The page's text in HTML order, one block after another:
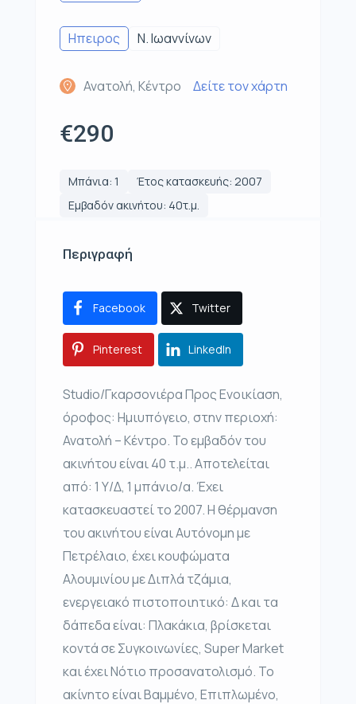
Ηπειρος Ν. Ιωαννίνων
Ανατολή, Κέντρο Δείτε τον χάρτη
€290
Μπάνια: 1
Έτος κατασκευής: 2007
Εμβαδόν ακινήτου: 40τ.μ.
Περιγραφή
Facebook Twitter
Pinterest LinkedIn
Studio/Γκαρσονιέρα Προς Ενοικίαση,
όροφος: Ημιυπόγειο, στην περιοχή:
Ανατολή – Κέντρο. Το εμβαδόν του
ακινήτου είναι 40 τ.μ.. Αποτελείται
από: 1 Υ/Δ, 1 μπάνιο/α. Έχει
κατασκευαστεί το 2007. Η θέρμανση
του ακινήτου είναι Αυτόνομη με
Πετρέλαιο, έχει κουφώματα
Αλουμινίου με Διπλά τζάμια,
ενεργειακό πιστοποιητικό: Δ και τα
δάπεδα είναι: Πλακάκια, βρίσκεται
κοντά σε Συγκοινωνίες, Super Market
και έχει Νότιο προσανατολισμό. Το
ακίνητο είναι Βαμμένο, Επιπλωμένο,